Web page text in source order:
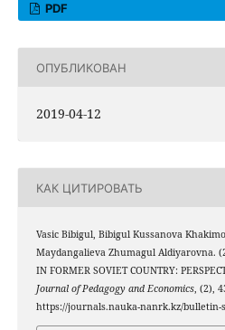
PDF
ОПУБЛИКОВАН
2019-04-12
КАК ЦИТИРОВАТЬ
Vasic Bibigul, Bibigul Kussanova
Maydangalieva Zhumagul Aldiyarovna.
IN FORMER SOVIET COUNTRY:
Journal of Pedagogy and Economics, (2),
https://journals.nauka-nanrk.kz/bulletin-